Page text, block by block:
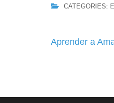
CATEGORIES:
Aprender a